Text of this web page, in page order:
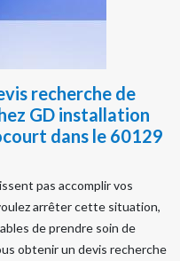
recherche de
GD installation
dans le 60129
pas accomplir vos
arrêter cette situation,
de prendre soin de
obtenir un devis recherche